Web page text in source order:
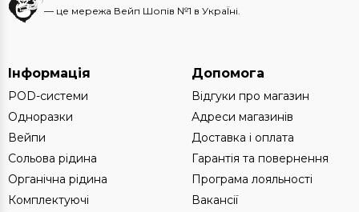
— це мережа Вейп Шопів №1 в УкраЇні.
Інформація
POD-системи
Одноразки
Вейпи
Сольова рідина
Органічна рідина
Комплектуючі
Допомога
Відгуки про магазин
Адреси магазинів
Доставка і оплата
Гарантія та повернення
Програма лояльності
Вакансії